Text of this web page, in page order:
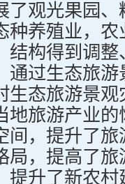
了观光果园
种养殖业，
结构得到调
通过生态旅
生态旅游景
地旅游产业
间，提升了
局，提高了
提升了新农